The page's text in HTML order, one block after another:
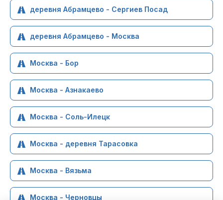
деревня Абрамцево - Сергиев Посад
деревня Абрамцево - Москва
Москва - Бор
Москва - Азнакаево
Москва - Соль-Илецк
Москва - деревня Тарасовка
Москва - Вязьма
Москва - Черновцы